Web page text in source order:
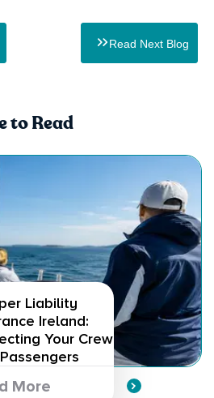
Read Next Blog
to Read
Liability
Ireland:
Your Crew
More